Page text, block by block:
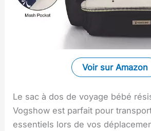
Voir sur Amazon
Le sac à dos de voyage bébé
Vogshow est parfait pour
essentiels lors de vos